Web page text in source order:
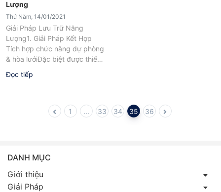
Lượng
Thứ Năm, 14/01/2021
Giải Pháp Lưu Trữ Năng
Lượng1. Giải Pháp Kết Hợp​​​​​​​
Tích hợp chức năng dự phòng
& hòa lướiĐặc biệt được thiết
kế cho các hệ thống...
Đọc tiếp
1 ... 33 34 35 36
DANH MỤC
Giới thiệu
Giải Pháp